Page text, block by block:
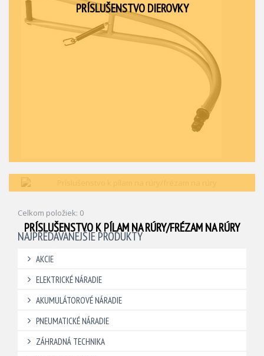
PRÍSLUŠENSTVO DIEROVKY
PRÍSLUŠENSTVO K PÍLAM NA RÚRY/FRÉZAM NA RÚRY
Celkom položiek: 0
NAJPREDÁVANEJŠIE PRODUKTY
AKCIE
ELEKTRICKÉ NÁRADIE
AKUMULÁTOROVÉ NÁRADIE
PNEUMATICKÉ NÁRADIE
ZÁHRADNÁ TECHNIKA